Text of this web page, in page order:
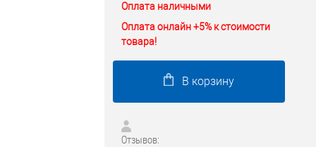
Оплата наличными
Оплата онлайн +5% к стоимости
товара!
В корзину
Отзывов: